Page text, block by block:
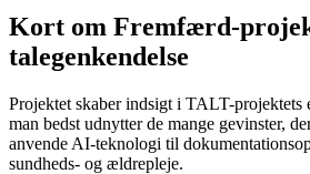
Kort om Fremfærd-
talegenkendelse
Projektet skaber indsigt i TALT-projektets
man bedst udnytter de mange gevinster,
anvende AI-teknologi til
sundheds- og ældrepleje.